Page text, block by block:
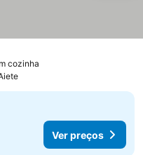
cozinha
Ver preços